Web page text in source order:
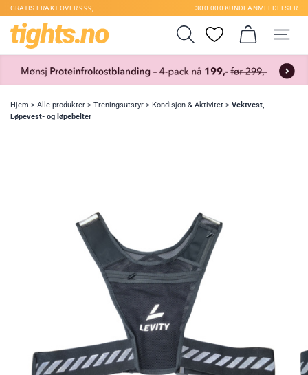
GRATIS FRAKT OVER 999,– 300.000 KUNDEANMELDELSER
Hjem > Alle produkter > Treningsutstyr > Kondisjon & Aktivitet > Vektvest,
Løpevest- og løpebelter